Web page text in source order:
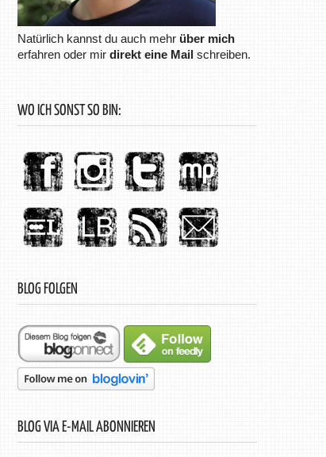
Natürlich kannst du auch mehr über mich
erfahren oder mirdirekt eine Mail schreiben.
WO ICH SONST SO BIN:
BLOG FOLGEN
BLOG VIA E-MAIL ABONNIEREN